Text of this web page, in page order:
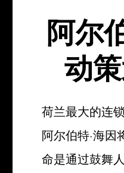
阿尔
动
荷兰最大的连
阿尔伯特·海因
命是通过鼓舞